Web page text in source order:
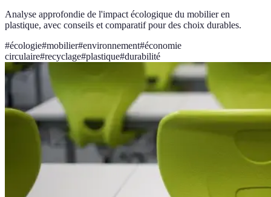
Analyse approfondie de l'impact écologique du mobilier en
plastique, avec conseils et comparatif pour des choix durables.
#écologie#mobilier#environnement#économie
circulaire#recyclage#plastique#durabilité